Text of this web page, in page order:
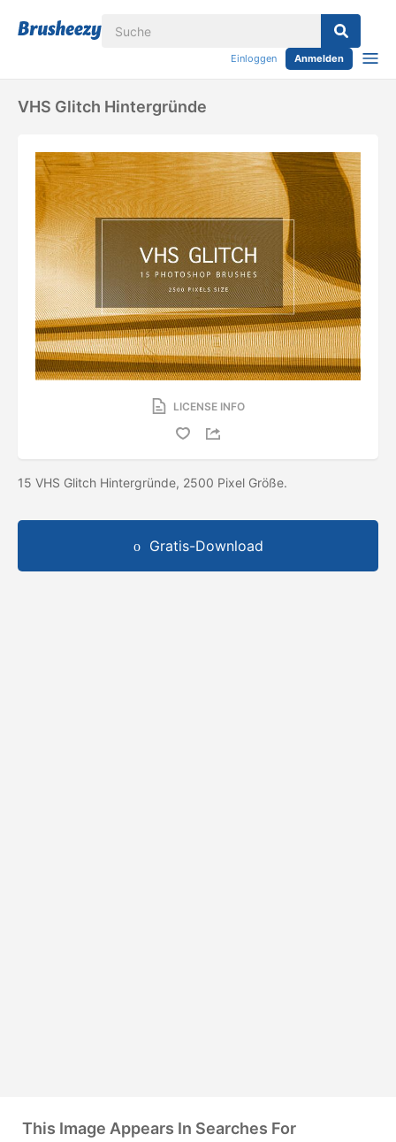
Einloggen Anmelden
VHS Glitch Hintergründe
LICENSE INFO
15 VHS Glitch Hintergründe, 2500 Pixel Größe.
Gratis-Download
This Image Appears In Searches For